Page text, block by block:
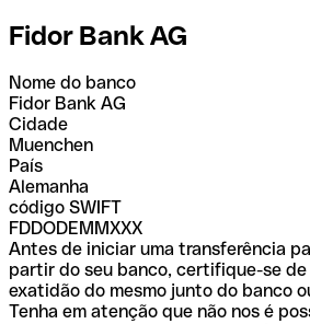
Fidor Bank AG
Nome do banco
Fidor Bank AG
Cidade
Muenchen
País
Alemanha
código SWIFT
FDDODEMMXXX
Antes de iniciar uma transferência
partir do seu banco, certifique-se
exatidão do mesmo junto do banco
Tenha em atenção que não nos é